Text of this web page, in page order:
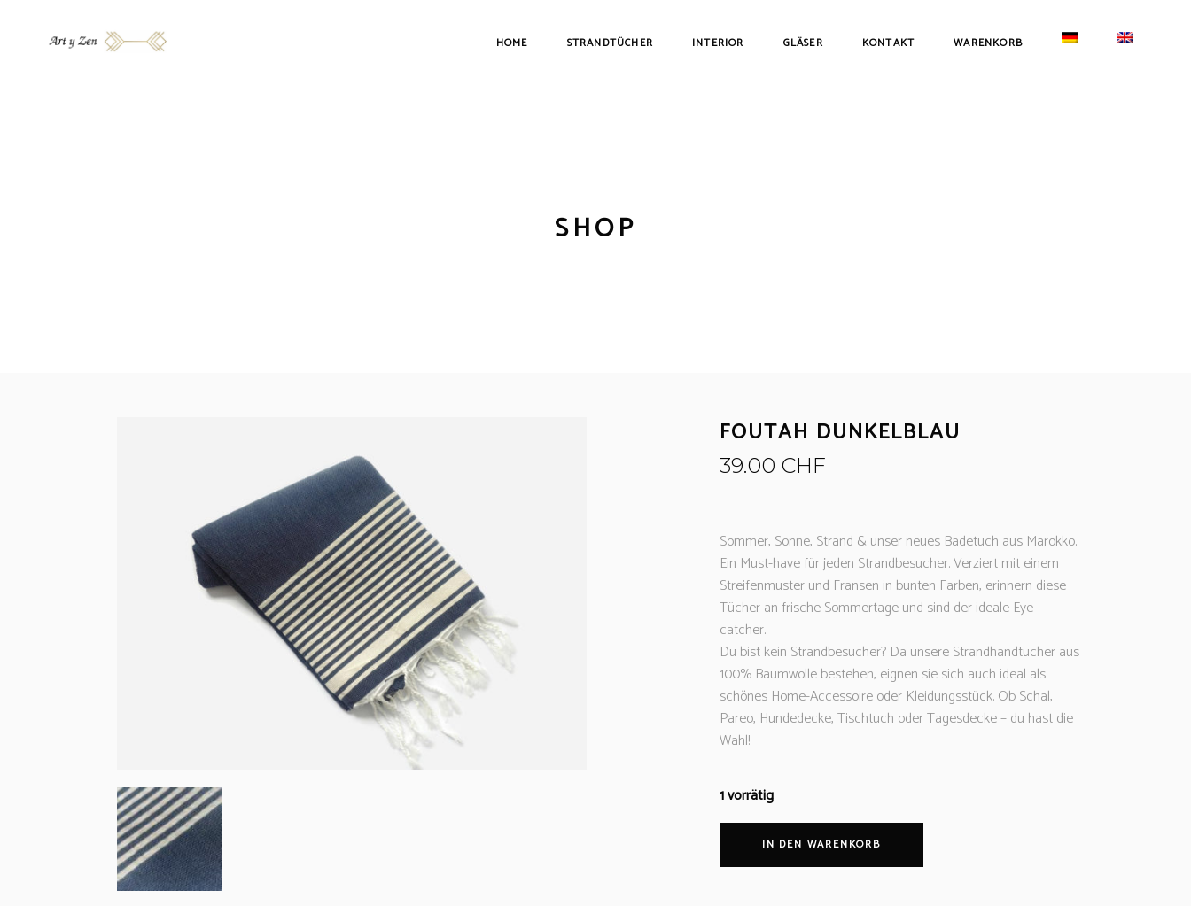
HOME STRANDTÜCHER INTERIOR GLÄSER KONTAKT WARENKORB
SHOP
FOUTAH DUNKELBLAU
39.00 CHF
Sommer, Sonne, Strand & unser neues Badetuch aus Marokko.
Ein Must-have für jeden Strandbesucher. Verziert mit einem
Streifenmuster und Fransen in bunten Farben, erinnern diese
Tücher an frische Sommertage und sind der ideale Eye-
catcher.
Du bist kein Strandbesucher? Da unsere Strandhandtücher aus
100% Baumwolle bestehen, eignen sie sich auch ideal als
schönes Home-Accessoire oder Kleidungsstück. Ob Schal,
Pareo, Hundedecke, Tischtuch oder Tagesdecke – du hast die
Wahl!
1 vorrätig
IN DEN WARENKORB